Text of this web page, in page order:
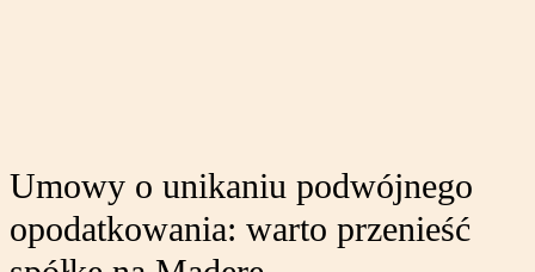
Umowy o unikaniu podwójnego
opodatkowania: warto przenieść